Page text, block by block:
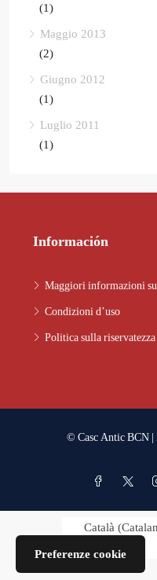
Preferenze cookie
(1)
Maggio 2013
(2)
Giugno 2012
(1)
Luglio 2011
(1)
Información
Maggiori informazioni
Condizioni d’uso
Politica sulla riservatezza
© Casc Antic BCN |
Català (
Français
Francese